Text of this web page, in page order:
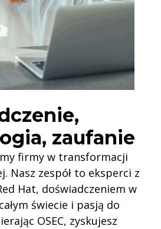
zaufanie
firmy w transformacji
Nasz zespół to eksperci z
Hat, doświadczeniem w
świecie i pasją do
OSEC, zyskujesz